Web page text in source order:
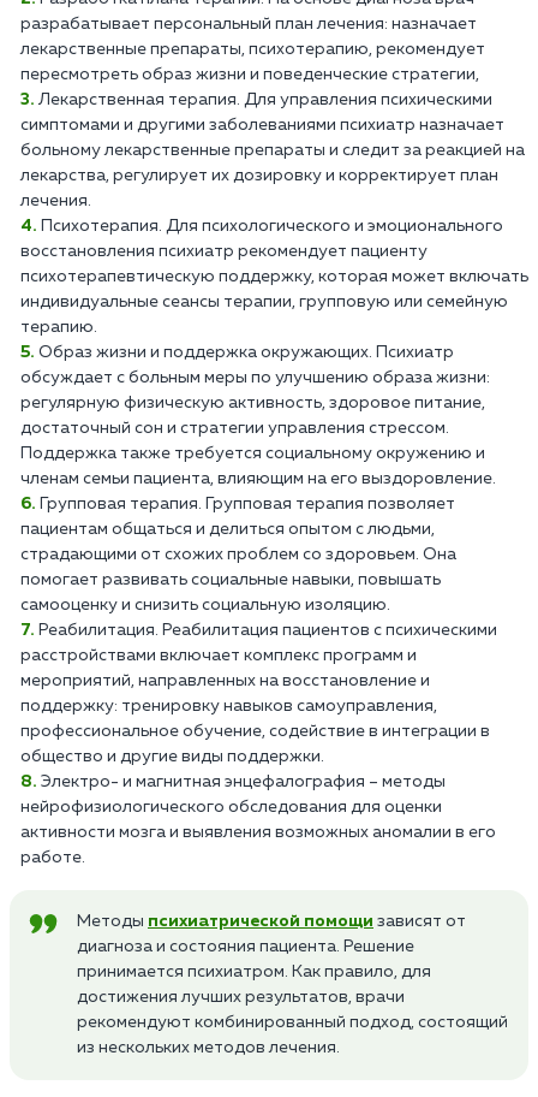
разрабатывает персональный план лечения: назначает
лекарственные препараты, психотерапию, рекомендует
пересмотреть образ жизни и поведенческие стратегии,
Лекарственная терапия. Для управления психическими
симптомами и другими заболеваниями психиатр назначает
больному лекарственные препараты и следит за реакцией на
лекарства, регулирует их дозировку и корректирует план
лечения.
Психотерапия. Для психологического и эмоционального
восстановления психиатр рекомендует пациенту
психотерапевтическую поддержку, которая может включать
индивидуальные сеансы терапии, групповую или семейную
терапию.
Образ жизни и поддержка окружающих. Психиатр
обсуждает с больным меры по улучшению образа жизни:
регулярную физическую активность, здоровое питание,
достаточный сон и стратегии управления стрессом.
Поддержка также требуется социальному окружению и
членам семьи пациента, влияющим на его выздоровление.
Групповая терапия. Групповая терапия позволяет
пациентам общаться и делиться опытом с людьми,
страдающими от схожих проблем со здоровьем. Она
помогает развивать социальные навыки, повышать
самооценку и снизить социальную изоляцию.
Реабилитация. Реабилитация пациентов с психическими
расстройствами включает комплекс программ и
мероприятий, направленных на восстановление и
поддержку: тренировку навыков самоуправления,
профессиональное обучение, содействие в интеграции в
общество и другие виды поддержки.
Электро- и магнитная энцефалография – методы
нейрофизиологического обследования для оценки
активности мозга и выявления возможных аномалии в его
работе.
Методы психиатрической помощи зависят от
диагноза и состояния пациента. Решение
принимается психиатром. Как правило, для
достижения лучших результатов, врачи
рекомендуют комбинированный подход, состоящий
из нескольких методов лечения.